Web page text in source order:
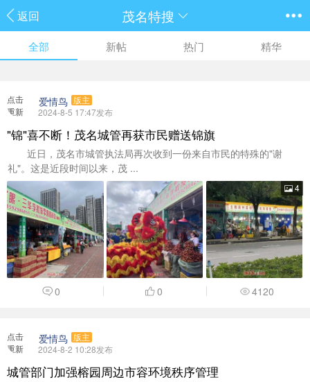
返回 茂名特搜
全部 新帖 热门 精华
点击
重新
爱情鸟 版主
2024-8-5 17:47发布
"锦"喜不断！茂名城管再获市民赠送锦旗
近日，茂名市城管执法局再次收到一份来自市民的特殊的"谢
礼"。这是近段时间以来，茂 ...
4
0 0 4120
点击
重新
爱情鸟 版主
2024-8-2 10:28发布
城管部门加强榕园周边市容环境秩序管理